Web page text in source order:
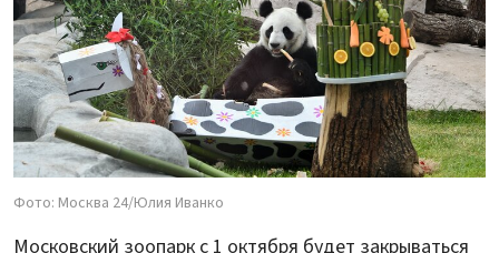
Фото: Москва 24/Юлия Иванко
Московский зоопарк с 1 октября будет закрываться